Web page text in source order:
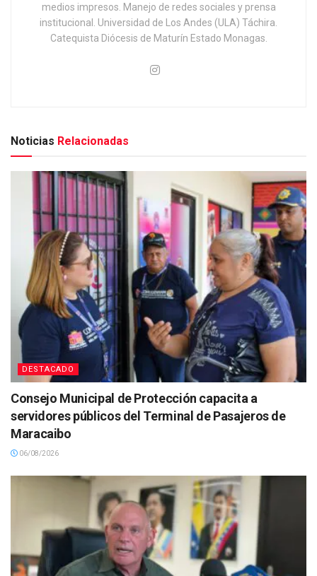
medios impresos. Manejo de redes sociales y prensa
institucional. Universidad de Los Andes (ULA) Táchira.
Catequista Diócesis de Maturín Estado Monagas.
Noticias Relacionadas
DESTACADO
Consejo Municipal de Protección capacita a
servidores públicos del Terminal de Pasajeros de
Maracaibo
06/08/2026